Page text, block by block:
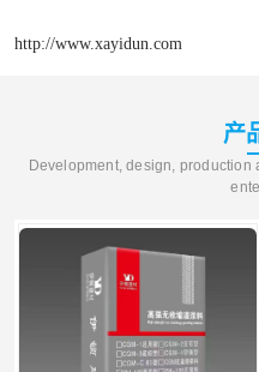
http://www.xayidun.com
产
Development, design,